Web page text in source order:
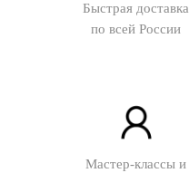
Быстрая доставка
по всей России
Мастер-классы и